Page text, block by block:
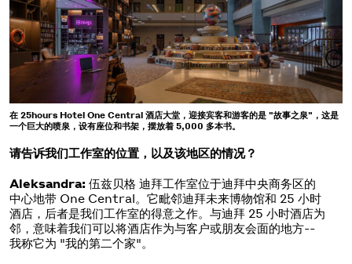
在 25hours Hotel One Central 酒店大堂，迎接宾客和游客的是 "故事之泉"，这是
一个巨大的喷泉，设有座位和书架，摆放着 5,000 多本书。
请告诉我们工作室的位置，以及该地区的情况？
Aleksandra: 伍兹贝格 迪拜工作室位于迪拜中央商务区的
中心地带 One Central。它毗邻迪拜未来博物馆和 25 小时
酒店，后者是我们工作室的得意之作。与迪拜 25 小时酒店为
邻，意味着我们可以将酒店作为与客户或朋友会面的地方--
我称它为 "我的第二个家"。